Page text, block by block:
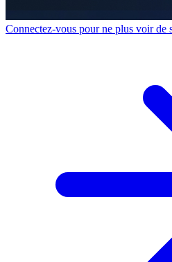
Connectez-vous pour ne plus voir de